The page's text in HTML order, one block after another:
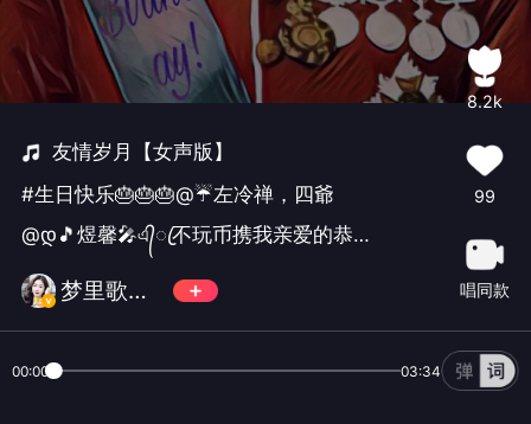
友情岁月【女声版】
#生日快乐🎂🎂🎂@☔️左冷禅，四爺
@დ🎵煜馨🎤এ᭄ꦿ不玩币携我亲爱的恭祝
咱神群颜值实力担当的四哥和煜馨两位
寿星还有补㊗️@飞扬9989@💕柒 秒𝒜𝓌
生日快乐🎂🎂🎂愿你们家庭幸福！工作
我来说意义非凡的歌曲送给你们！2026
梦里歌声......
8.2k
99
唱同款
00:00 03:34